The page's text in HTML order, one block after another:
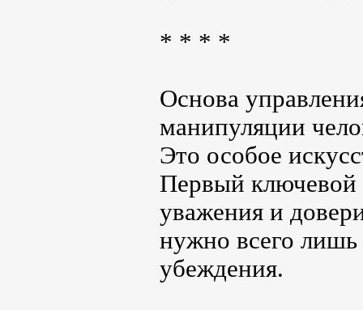
* * * *
Основа
манипуляции
Это особое
Первый ключевой
уважения и
нужно всего лишь
убеждения.